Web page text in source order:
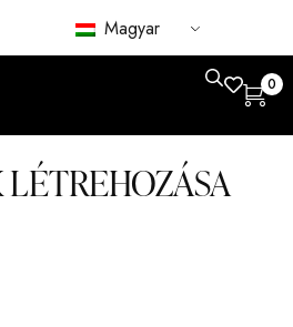
Magyar
0